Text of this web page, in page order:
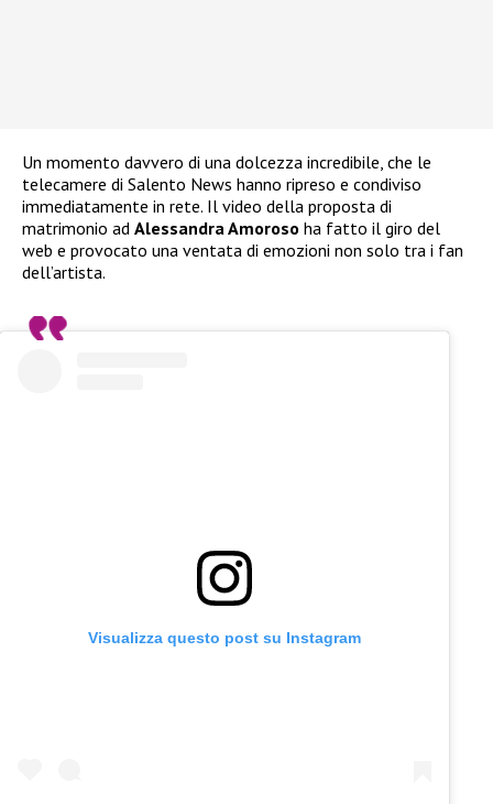
Un momento davvero di una dolcezza incredibile, che le
telecamere di Salento News hanno ripreso e condiviso
immediatamente in rete. Il video della proposta di
matrimonio ad Alessandra Amoroso ha fatto il giro del
web e provocato una ventata di emozioni non solo tra i fan
dell’artista.
Visualizza questo post su Instagram